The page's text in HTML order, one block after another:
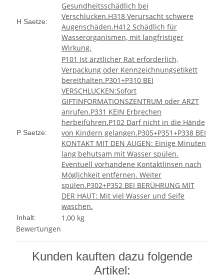
H Saetze:
Gesundheitsschädlich bei
Verschlucken.H318 Verursacht schwere
Augenschäden.H412 Schädlich für
Wasserorganismen, mit langfristiger
Wirkung.
P Saetze:
P101 Ist ärztlicher Rat erforderlich,
Verpackung oder Kennzeichnungsetikett
bereithalten.P301+P310 BEI
VERSCHLUCKEN:Sofort
GIFTINFORMATIONSZENTRUM oder ARZT
anrufen.P331 KEIN Erbrechen
herbeiführen.P102 Darf nicht in die Hände
von Kindern gelangen.P305+P351+P338 BEI
KONTAKT MIT DEN AUGEN: Einige Minuten
lang behutsam mit Wasser spülen.
Eventuell vorhandene Kontaktlinsen nach
Möglichkeit entfernen. Weiter
spülen.P302+P352 BEI BERÜHRUNG MIT
DER HAUT: Mit viel Wasser und Seife
waschen.
Inhalt:
1,00 kg
Bewertungen
Kunden kauften dazu folgende
Artikel: